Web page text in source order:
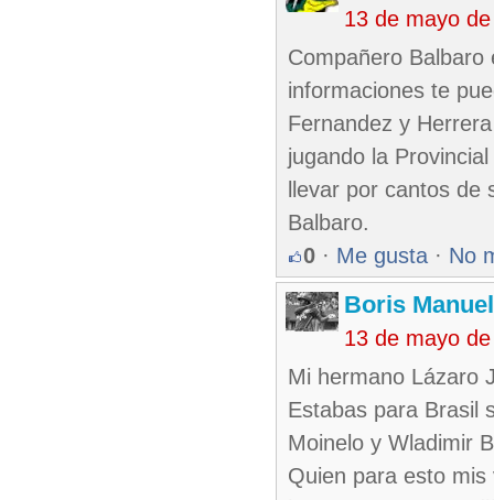
13 de mayo
Compañero
informaciones te
Fernandez y
jugando la
llevar por cantos
Balbaro.
0 · Me gusta · No
Boris
13 de mayo
Mi hermano Lázaro
Estabas para Brasil
Moinelo y Wladimir
Quien para esto